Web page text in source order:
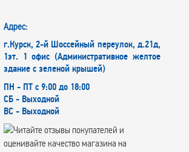
Адрес:
г.Курск, 2-й Шоссейный переулок, д.21д,
1эт. 1 офис (Административное желтое
здание с зеленой крышей)
ПН - ПТ с 9:00 до 18:00
СБ - Выходной
ВС - Выходной